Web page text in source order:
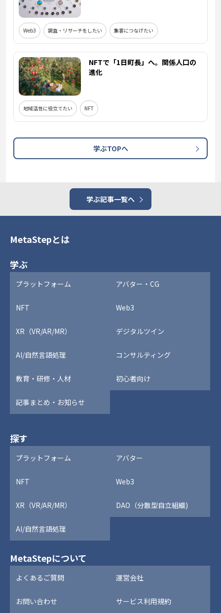
Web3 調査・リサーチをしたい 集客につなげたい
NFTで「1日町長」へ。関係人口の
進化
地域活性に役立てたい NFT
学ぶTOPへ
学ぶ記事一覧へ
MetaStepとは
学ぶ
プラットフォーム アバター・CG
NFT Web3
XR（VR/AR/MR） デジタルツイン
AI/自然言語処理 コンサルティング
教育・研修・人材 初心者向け
記事まとめ・お知らせ
探す
プラットフォーム アバター
NFT Web3
XR（VR/AR/MR） DAO（分散型自立組織)
AI/自然言語処理
MetaStepについて
よくあるご質問 運営会社
お問い合わせ サービス利用規約